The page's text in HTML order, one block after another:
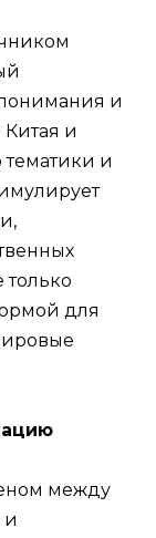
и
и
и
для
между
и